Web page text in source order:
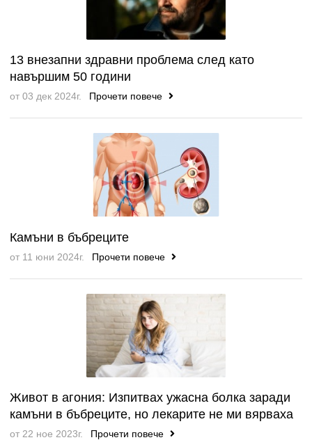
13 внезапни здравни проблема след като
навършим 50 години
от 03 дек 2024г. Прочети повече
Камъни в бъбреците
от 11 юни 2024г. Прочети повече
Живот в агония: Изпитвах ужасна болка заради
камъни в бъбреците, но лекарите не ми вярваха
от 22 ное 2023г. Прочети повече